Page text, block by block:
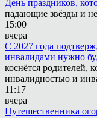
День праздников,
падающие звёзды и
15:00
вчера
С 2027 года
инвалидами нужно
коснётся родителей,
инвалидностью и
11:17
вчера
Путешественника